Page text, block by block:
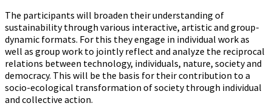
The participants will broaden their understanding of
sustainability through various interactive, artistic and group-
dynamic formats. For this they engage in individual work as
well as group work to jointly reflect and analyze the reciprocal
relations between technology, individuals, nature, society and
democracy. This will be the basis for their contribution to a
socio-ecological transformation of society through individual
and collective action.